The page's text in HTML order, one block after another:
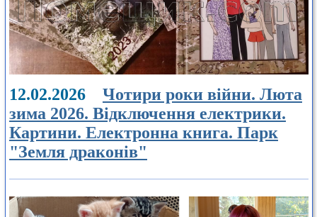
12.02.2026 Чотири роки війни. Люта
зима 2026. Відключення електрики.
Картини. Електронна книга. Парк
"Земля драконів"